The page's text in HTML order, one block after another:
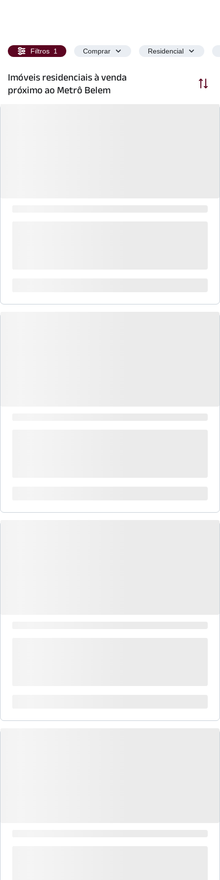
Filtros 1 Comprar Residencial
Imóveis residenciais à venda
próximo ao Metrô Belem
Ordenar